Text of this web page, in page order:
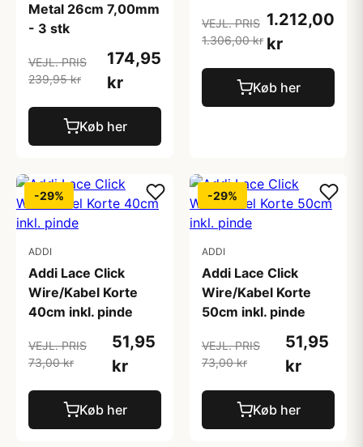
Metal 26cm 7,00mm
- 3 stk
VEJL. PRIS
239,95 kr
174,95
kr
Køb her
VEJL. PRIS
1.306,00 kr
1.212,00
kr
Køb her
-29%
ADDI
Addi Lace Click
Wire/Kabel Korte
40cm inkl. pinde
VEJL. PRIS
73,00 kr
51,95
kr
Køb her
-29%
ADDI
Addi Lace Click
Wire/Kabel Korte
50cm inkl. pinde
VEJL. PRIS
73,00 kr
51,95
kr
Køb her